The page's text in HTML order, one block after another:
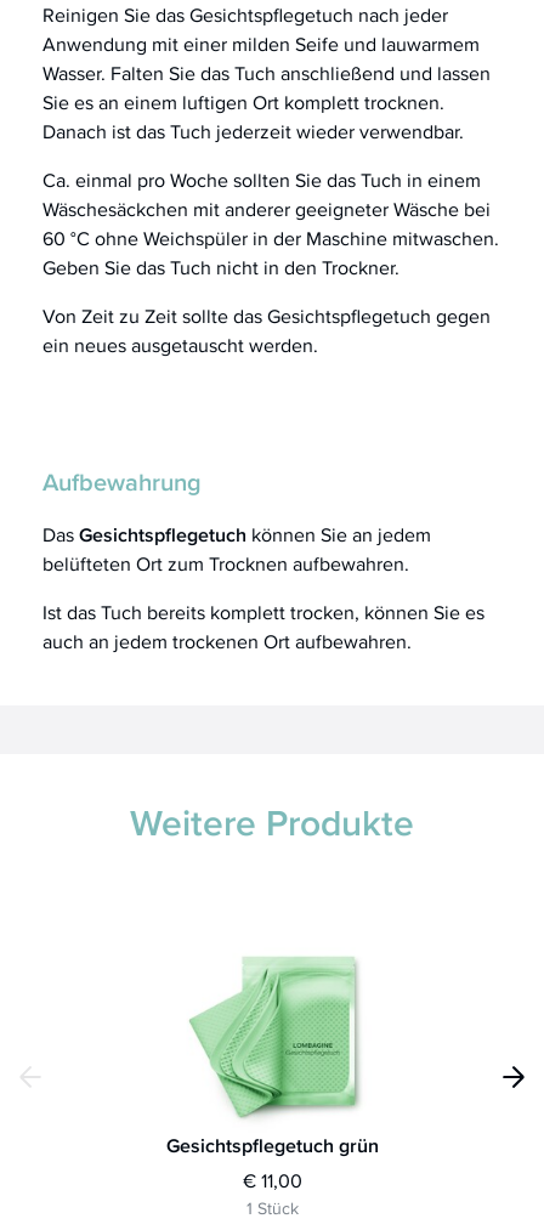
Reinigen Sie das Gesichtspflegetuch nach jeder
Anwendung mit einer milden Seife und lauwarmem
Wasser. Falten Sie das Tuch anschließend und lassen
Sie es an einem luftigen Ort komplett trocknen.
Danach ist das Tuch jederzeit wieder verwendbar.
Ca. einmal pro Woche sollten Sie das Tuch in einem
Wäschesäckchen mit anderer geeigneter Wäsche bei
60 °C ohne Weichspüler in der Maschine mitwaschen.
Geben Sie das Tuch nicht in den Trockner.
Von Zeit zu Zeit sollte das Gesichtspflegetuch gegen
ein neues ausgetauscht werden.
Aufbewahrung
DasGesichtspflegetuch können Sie an jedem
belüfteten Ort zum Trocknen aufbewahren.
Ist das Tuch bereits komplett trocken, können Sie es
auch an jedem trockenen Ort aufbewahren.
Weitere Produkte
Gesichtspflegetuch grün
€ 11,00
1 Stück